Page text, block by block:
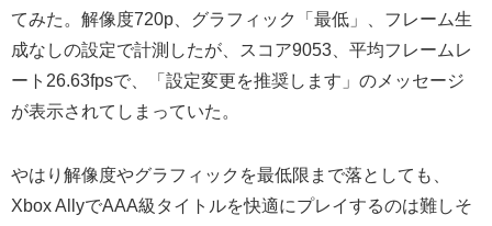
てみた。解像度720p、グラフィック「最低」、フレーム生
成なしの設定で計測したが、スコア9053、平均フレームレ
ート26.63fpsで、「設定変更を推奨します」のメッセージ
が表示されてしまっていた。
やはり解像度やグラフィックを最低限まで落としても、
Xbox AllyでAAA級タイトルを快適にプレイするのは難しそ